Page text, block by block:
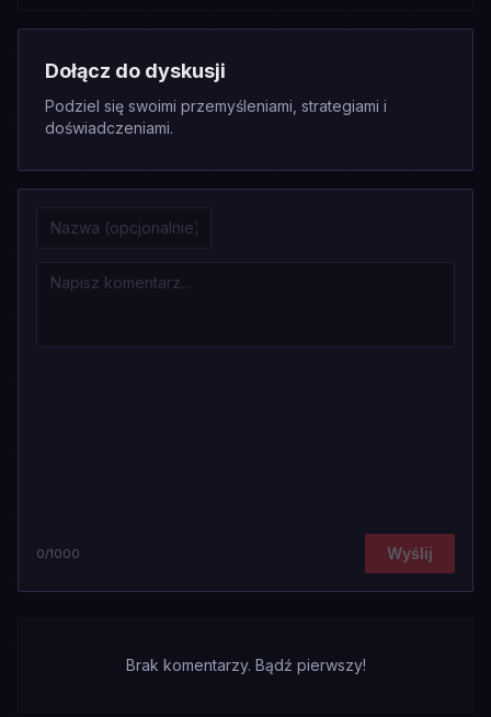
Dołącz do dyskusji
Podziel się swoimi przemyśleniami, strategiami i
doświadczeniami.
0/1000 Wyślij
Brak komentarzy. Bądź pierwszy!